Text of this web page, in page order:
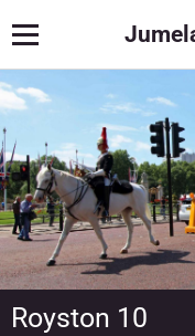
Royston 10